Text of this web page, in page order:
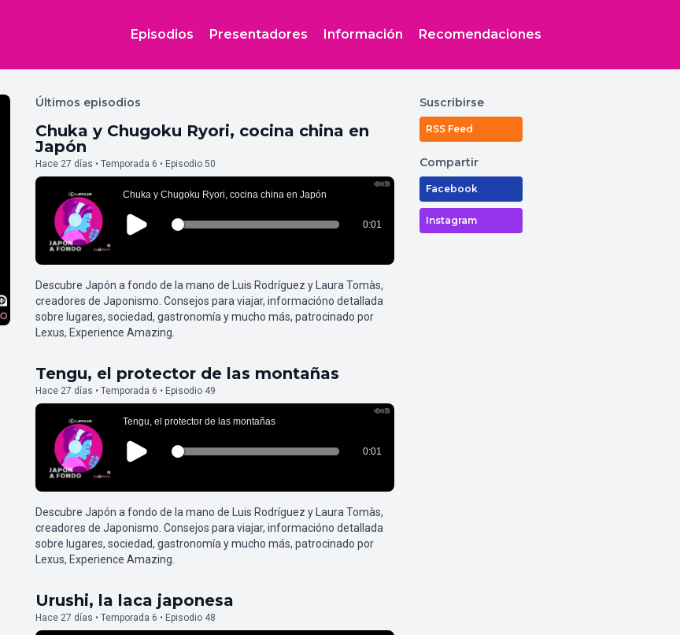
Episodios Presentadores Información Recomendaciones
Últimos episodios
Chuka y Chugoku Ryori, cocina china en
Japón
Hace 27 días • Temporada 6 • Episodio 50
Descubre Japón a fondo de la mano de Luis Rodríguez y Laura Tomàs,
creadores de Japonismo. Consejos para viajar, informacióno detallada
sobre lugares, sociedad, gastronomía y mucho más, patrocinado por
Lexus, Experience Amazing.
Tengu, el protector de las montañas
Hace 27 días • Temporada 6 • Episodio 49
Descubre Japón a fondo de la mano de Luis Rodríguez y Laura Tomàs,
creadores de Japonismo. Consejos para viajar, informacióno detallada
sobre lugares, sociedad, gastronomía y mucho más, patrocinado por
Lexus, Experience Amazing.
Urushi, la laca japonesa
Hace 27 días • Temporada 6 • Episodio 48
Suscribirse
RSS Feed
Compartir
Facebook
Instagram